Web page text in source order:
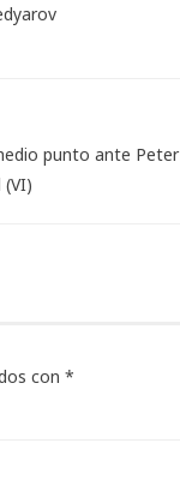
punto ante Peter
(VI)
con *